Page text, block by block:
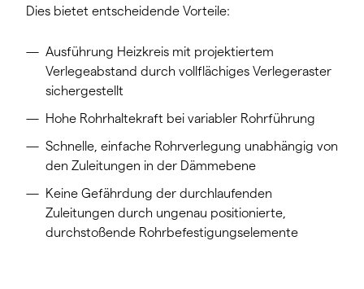
Dies bietet entscheidende Vorteile:
Ausführung Heizkreis mit projektiertem
Verlegeabstand durch vollflächiges Verlegeraster
sichergestellt
Hohe Rohrhaltekraft bei variabler Rohrführung
Schnelle, einfache Rohrverlegung unabhängig von
den Zuleitungen in der Dämmebene
Keine Gefährdung der durchlaufenden
Zuleitungen durch ungenau positionierte,
durchstoßende Rohrbefestigungselemente